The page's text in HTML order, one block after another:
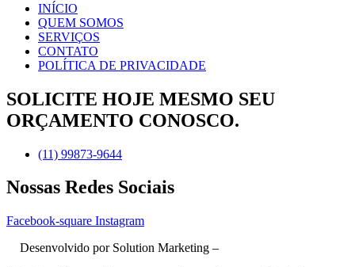
INÍCIO
QUEM SOMOS
SERVIÇOS
CONTATO
POLÍTICA DE PRIVACIDADE
SOLICITE HOJE MESMO SEU
ORÇAMENTO CONOSCO.
(11) 99873-9644
Nossas Redes Sociais
Facebook-square Instagram
Desenvolvido por Solution Marketing –